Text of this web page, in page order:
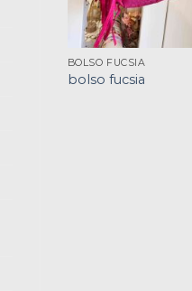
BOLSO FUCSIA
bolso fucsia